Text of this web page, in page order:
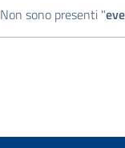
Non sono presenti "